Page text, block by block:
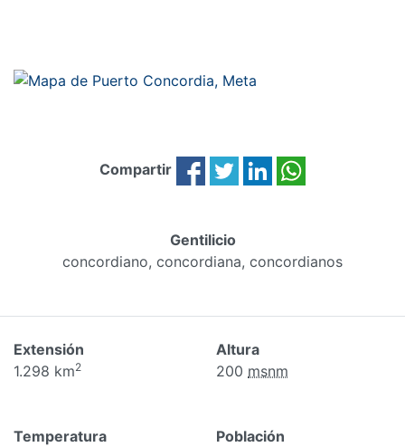
Compartir
Gentilicio
concordiano, concordiana, concordianos
Extensión
1.298 km2
Altura
200 msnm
Temperatura
Población